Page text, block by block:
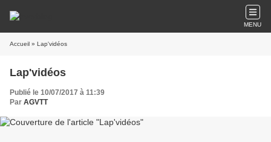
MENU
Accueil » Lap'vidéos
Lap'vidéos
Publié le 10/07/2017 à 11:39
Par AGVTT